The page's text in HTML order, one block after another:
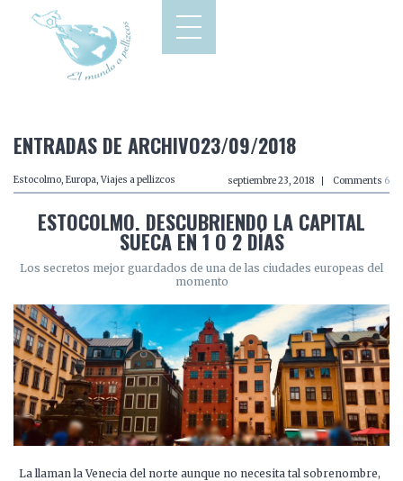
ENTRADAS DE ARCHIVO23/09/2018
Estocolmo, Europa, Viajes a pellizcos septiembre 23, 2018 Comments 6
ESTOCOLMO. DESCUBRIENDO LA CAPITAL
SUECA EN 1 O 2 DÍAS
Los secretos mejor guardados de una de las ciudades europeas del
momento
La llaman la Venecia del norte aunque no necesita tal sobrenombre,